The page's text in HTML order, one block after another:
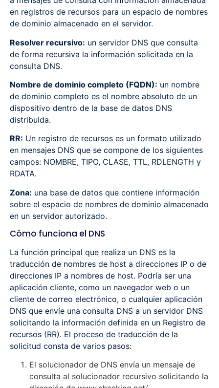
en registros de recursos para un espacio de nombres
de dominio almacenado en el servidor.
Resolver recursivo: un servidor DNS que consulta
de forma recursiva la información solicitada en la
consulta DNS.
Nombre de dominio completo (FQDN): un nombre
de dominio completo es el nombre absoluto de un
dispositivo dentro de la base de datos DNS
distribuida.
RR: Un registro de recursos es un formato utilizado
en mensajes DNS que se compone de los siguientes
campos: NOMBRE, TIPO, CLASE, TTL, RDLENGTH y
RDATA.
Zona: una base de datos que contiene información
sobre el espacio de nombres de dominio almacenado
en un servidor autorizado.
Cómo funciona el DNS
La función principal que realiza un DNS es la
traducción de nombres de host a direcciones IP o de
direcciones IP a nombres de host. Podría ser una
aplicación cliente, como un navegador web o un
cliente de correo electrónico, o cualquier aplicación
DNS que envíe una consulta DNS a un servidor DNS
solicitando la información definida en un Registro de
recursos (RR). El proceso de traducción de la
solicitud consta de varios pasos:
El solucionador de DNS envía un mensaje de
consulta al solucionador recursivo solicitando la